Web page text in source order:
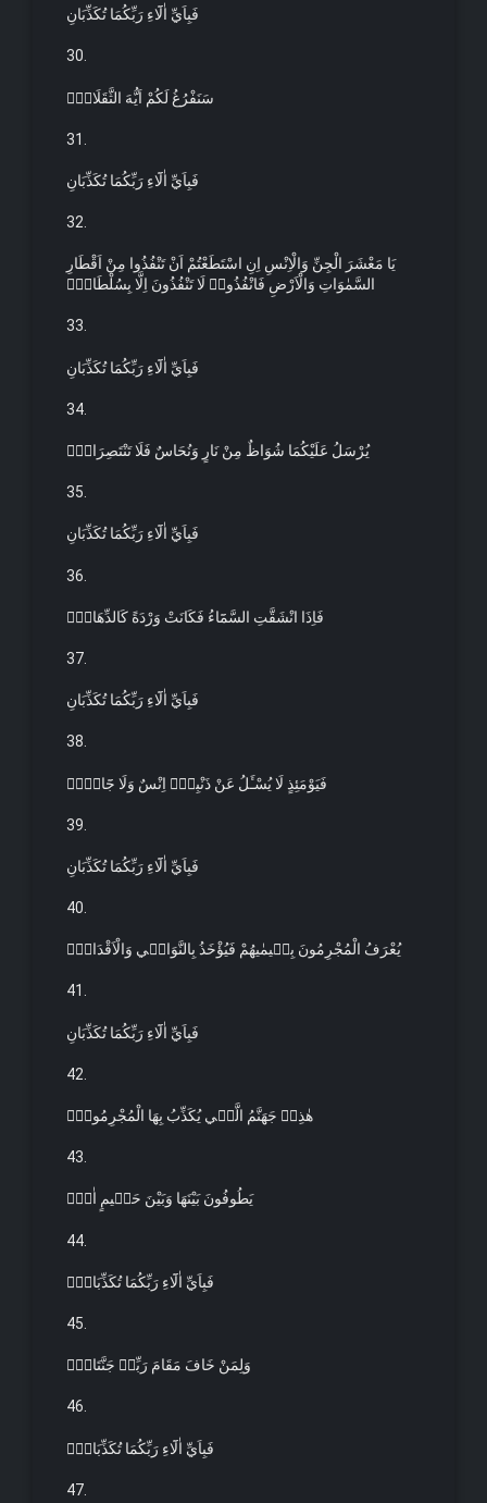
فَبِاَيِّ اٰلَٓاءِ رَبِّكُمَا تُكَذِّبَانِ
30.
سَنَفْرُغُ لَكُمْ اَيُّهَ الثَّقَلَانِۚ
31.
فَبِاَيِّ اٰلَٓاءِ رَبِّكُمَا تُكَذِّبَانِ
32.
يَا مَعْشَرَ الْجِنِّ وَالْاِنْسِ اِنِ اسْتَطَعْتُمْ اَنْ تَنْفُذُوا مِنْ اَقْطَارِ
السَّمٰوَاتِ وَالْاَرْضِ فَانْفُذُواۜ لَا تَنْفُذُونَ اِلَّا بِسُلْطَانٍۚ
33.
فَبِاَيِّ اٰلَٓاءِ رَبِّكُمَا تُكَذِّبَانِ
34.
يُرْسَلُ عَلَيْكُمَا شُوَاظٌ مِنْ نَارٍ وَنُحَاسٌ فَلَا تَنْتَصِرَانِۚ
35.
فَبِاَيِّ اٰلَٓاءِ رَبِّكُمَا تُكَذِّبَانِ
36.
فَاِذَا انْشَقَّتِ السَّمَٓاءُ فَكَانَتْ وَرْدَةً كَالدِّهَانِۚ
37.
فَبِاَيِّ اٰلَٓاءِ رَبِّكُمَا تُكَذِّبَانِ
38.
فَيَوْمَئِذٍ لَا يُسْـَٔلُ عَنْ ذَنْبِه۪ٓ اِنْسٌ وَلَا جَٓانٌّۚ
39.
فَبِاَيِّ اٰلَٓاءِ رَبِّكُمَا تُكَذِّبَانِ
40.
يُعْرَفُ الْمُجْرِمُونَ بِس۪يمٰيهُمْ فَيُؤْخَذُ بِالنَّوَاص۪ي وَالْاَقْدَامِۚ
41.
فَبِاَيِّ اٰلَٓاءِ رَبِّكُمَا تُكَذِّبَانِ
42.
هٰذِه۪ جَهَنَّمُ الَّت۪ي يُكَذِّبُ بِهَا الْمُجْرِمُونَۢ
43.
يَطُوفُونَ بَيْنَهَا وَبَيْنَ حَم۪يمٍ اٰنٍۚ
44.
فَبِاَيِّ اٰلَٓاءِ رَبِّكُمَا تُكَذِّبَانِ۟
45.
وَلِمَنْ خَافَ مَقَامَ رَبِّه۪ جَنَّتَانِۚ
46.
فَبِاَيِّ اٰلَٓاءِ رَبِّكُمَا تُكَذِّبَانِۙ
47.